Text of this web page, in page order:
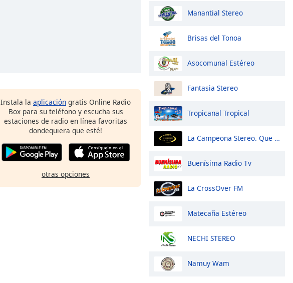
Instala la aplicación gratis Online Radio
Box para su teléfono y escucha sus
estaciones de radio en línea favoritas
dondequiera que esté!
otras opciones
Manantial Stereo
Brisas del Tonoa
Asocomunal Estéreo
Fantasia Stereo
Tropicanal Tropical
La Campeona Stereo. Que Maravilla
Buenísima Radio Tv
La CrossOver FM
Matecaña Estéreo
NECHI STEREO
Namuy Wam